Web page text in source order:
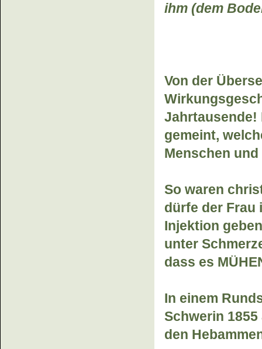
ihm (dem
Von der
gemeint,
Menschen
So waren
dürfe der Frau
Injektion
unter
dass es
In einem
Schwerin
den